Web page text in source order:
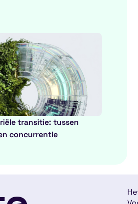
transitie: tussen
concurrentie